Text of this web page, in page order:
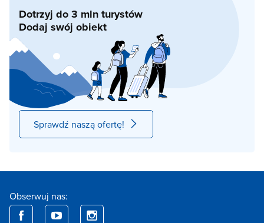
Dotrzyj do 3 mln turystów
Dodaj swój obiekt
Sprawdź naszą ofertę!
Obserwuj nas: